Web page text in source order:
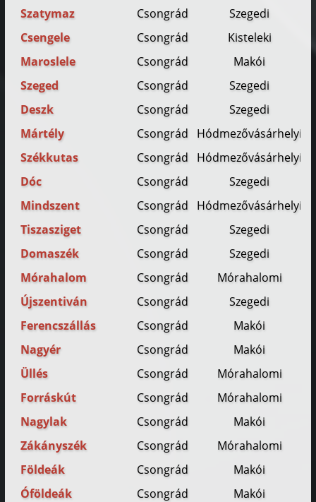
Szatymaz
Csongrád
Szegedi
Csengele
Csongrád
Kisteleki
Maroslele
Csongrád
Makói
Szeged
Csongrád
Szegedi
Deszk
Csongrád
Szegedi
Mártély
Csongrád
Hódmezővásárhelyi
Székkutas
Csongrád
Hódmezővásárhelyi
Dóc
Csongrád
Szegedi
Mindszent
Csongrád
Hódmezővásárhelyi
Tiszasziget
Csongrád
Szegedi
Domaszék
Csongrád
Szegedi
Mórahalom
Csongrád
Mórahalomi
Újszentiván
Csongrád
Szegedi
Ferencszállás
Csongrád
Makói
Nagyér
Csongrád
Makói
Üllés
Csongrád
Mórahalomi
Forráskút
Csongrád
Mórahalomi
Nagylak
Csongrád
Makói
Zákányszék
Csongrád
Mórahalomi
Földeák
Csongrád
Makói
Óföldeák
Csongrád Makói